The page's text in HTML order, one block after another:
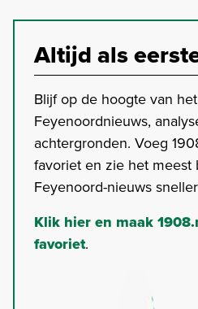
Altijd als
Blijf op de hoogte van
Feyenoordnieuws,
achtergronden. Voeg
favoriet en zie het meest
Feyenoord-nieuws
Klik hier en maak
favoriet.